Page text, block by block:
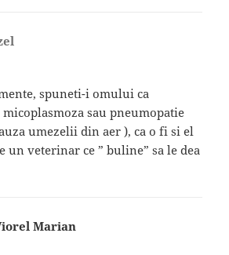
spuneti-i omului ca
sau pneumopatie
umezelii din aer ), ca o fi si el
un veterinar ce ” buline” sa le dea
Marian